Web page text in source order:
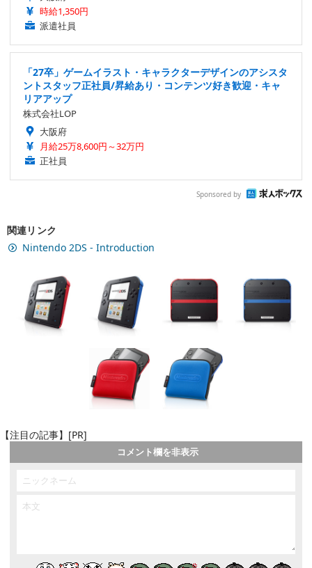
時給1,350円
派遣社員
「27卒」ゲームイラスト・キャラクターデザインのアシスタ
ントスタッフ正社員/昇給あり・コンテンツ好き歓迎・キャ
リアアップ
株式会社LOP
大阪府
月給25万8,600円～32万円
正社員
Sponsored by
関連リンク
Nintendo 2DS - Introduction
【注目の記事】[PR]
コメント欄を非表示